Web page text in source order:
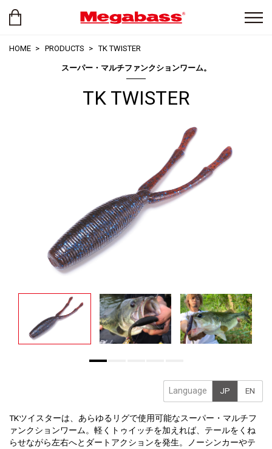
HOME PRODUCTS TK TWISTER
スーパー・マルチファンクションワーム。
TK TWISTER
Language JP EN
TKツイスターは、あらゆるリグで使用可能なスーパー・マルチフ
ァンクションワーム。軽くトゥイッチを加えれば、テールをくね
らせながら左右へとダートアクションを発生。ノーシンカーやテ